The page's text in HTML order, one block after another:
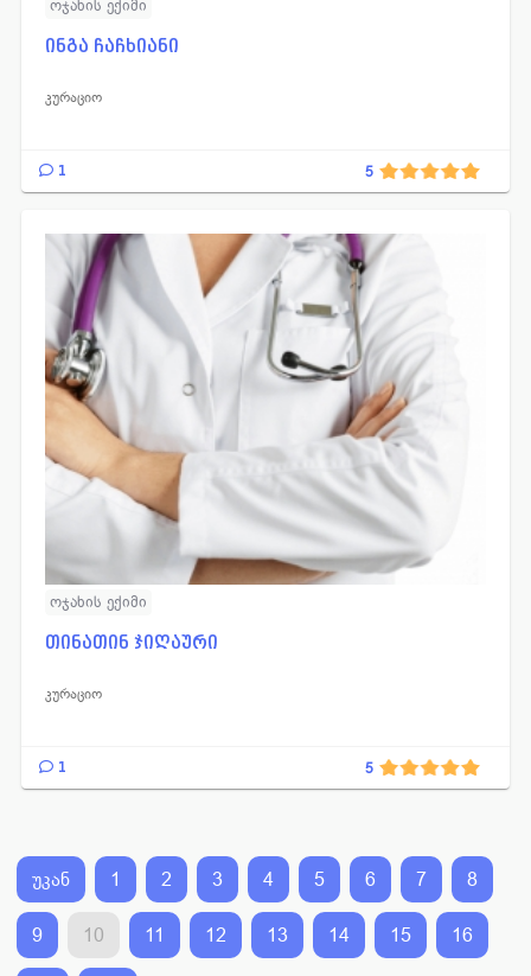
ოჯახის ექიმი
ინგა ჩაჩხიანი
კურაციო
1 5
ოჯახის ექიმი
თინათინ ჯიღაური
კურაციო
1 5
უკან 1 2 3 4 5 6 7 8
9 10 11 12 13 14 15 16